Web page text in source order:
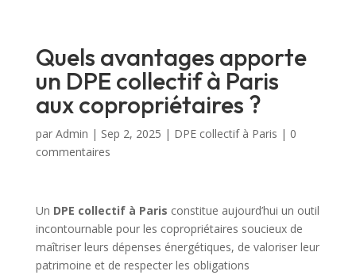
Quels avantages apporte
un DPE collectif à Paris
aux copropriétaires ?
par Admin | Sep 2, 2025 | DPE collectif à Paris | 0
commentaires
Un DPE collectif à Paris constitue aujourd’hui un outil
incontournable pour les copropriétaires soucieux de
maîtriser leurs dépenses énergétiques, de valoriser leur
patrimoine et de respecter les obligations